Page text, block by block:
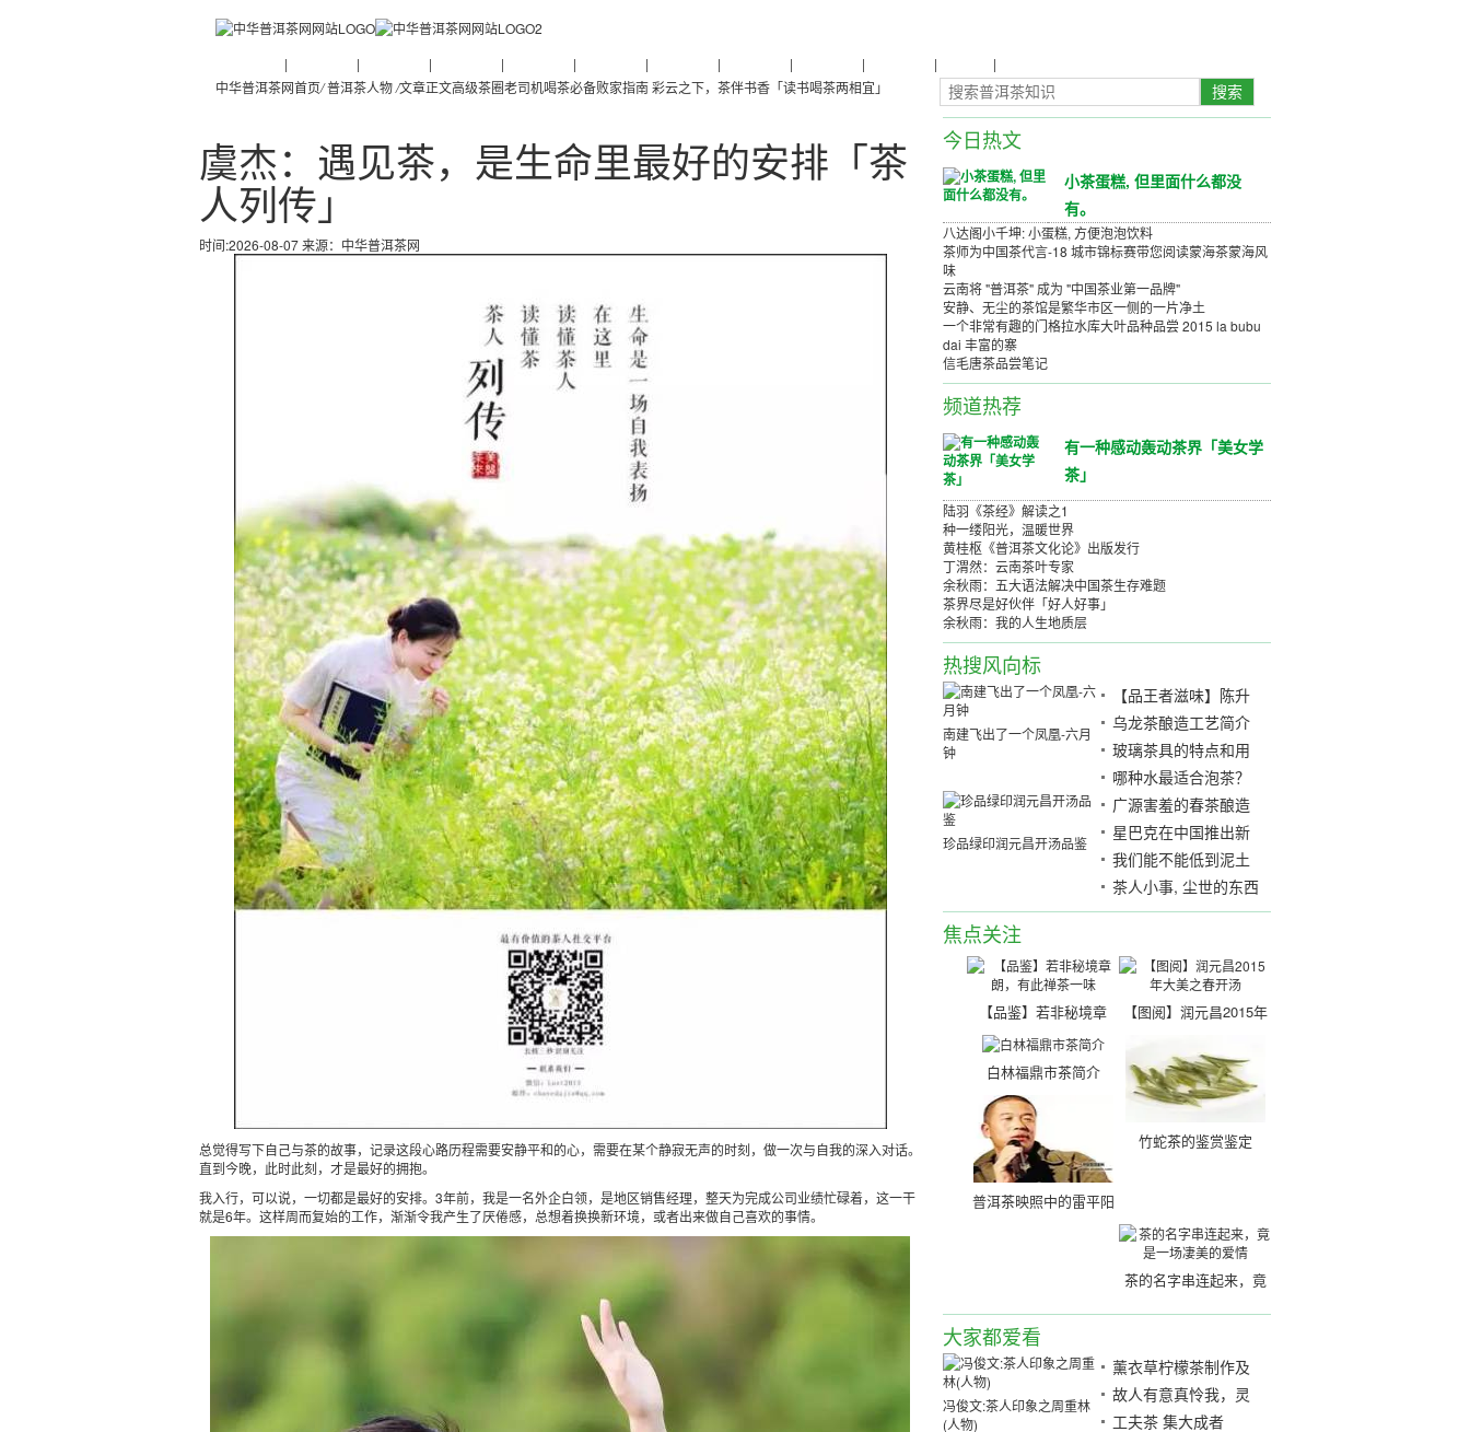
| | | | | | | | | | |
中华普洱茶网首页/普洱茶人物/文章正文高级茶圈老司机喝茶必备败家指南彩云之下，茶伴书香「读书喝茶两相宜」
虞杰：遇见茶，是生命里最好的安排「茶
人列传」
时间:2026-08-07 来源： 中华普洱茶网
总觉得写下自己与茶的故事，记录这段心路历程需要安静平和的心，需要在某个静寂无声的时刻，做一次与自我的深入对话。
直到今晚，此时此刻，才是最好的拥抱。
我入行，可以说，一切都是最好的安排。 3年前，我是一名外企白领，是地区销售经理，整天为完成公司业绩忙碌着，这一干
就是6年。这样周而复始的工作，渐渐令我产生了厌倦感，总想着换换新环境，或者出来做自己喜欢的事情。
今日热文
小茶蛋糕, 但里面什么都没
有。
八达阁小千坤: 小蛋糕, 方便泡泡饮料
茶师为中国茶代言-18 城市锦标赛带您阅读蒙海茶蒙海风
味
云南将 "普洱茶" 成为 "中国茶业第一品牌"
安静、无尘的茶馆是繁华市区一侧的一片净土
一个非常有趣的门格拉水库大叶品种品尝 2015 la bubu
dai 丰富的寨
信毛唐茶品尝笔记
频道热荐
有一种感动轰动茶界「美女学
茶」
陆羽《茶经》解读之1
种一缕阳光，温暖世界
黄桂枢《普洱茶文化论》出版发行
丁渭然：云南茶叶专家
余秋雨：五大语法解决中国茶生存难题
茶界尽是好伙伴「好人好事」
余秋雨：我的人生地质层
热搜风向标
南建飞出了一个凤凰-六月
钟
【品王者滋味】陈升
号2014年银班章生茶
开汤
乌龙茶酿造工艺简介
玻璃茶具的特点和用
途介绍
哪种水最适合泡茶？
珍品绿印润元昌开汤品鉴
广源害羞的春茶酿造
清新的酒香味, 让人们
相当回味
星巴克在中国推出新
的茶平铺 TM 冰茶
我们能不能低到泥土
里？「眼、手、心」
茶人小事, 尘世的东西
焦点关注
【图阅】润元昌2015年
【品鉴】若非秘境章
朗，有此禅茶一味
竹蛇茶的鉴赏鉴定
白林福鼎市茶简介
普洱茶映照中的雷平阳
茶的名字串连起来，竟
大家都爱看
冯俊文:茶人印象之周重林
(人物)
薰衣草柠檬茶制作及
功效介绍
故人有意真怜我，灵
茶封题寄荜门
工夫茶 集大成者